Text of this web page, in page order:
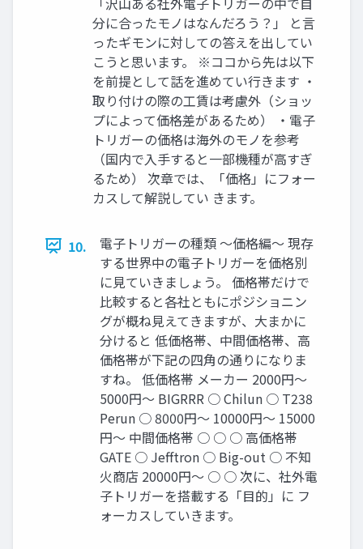
分に合ったモノはなんだろう？」 と言
ったギモンに対しての答えを出してい
こうと思います。 ※ココから先は以下
を前提として話を進めてい行きます ・
取り付けの際の工賃は考慮外（ショッ
プによって価格差があるため） ・電子
トリガーの価格は海外のモノを参考
（国内で入手すると一部機種が高すぎ
るため） 次章では、「価格」にフォー
カスして解説してい きます。
10.
電子トリガーの種類 ～価格編～ 現存
する世界中の電子トリガーを価格別
に見ていきましょう。 価格帯だけで
比較すると各社ともにポジショニン
グが概ね見えてきますが、大まかに
分けると 低価格帯、中間価格帯、高
価格帯が下記の四角の通りになりま
すね。 低価格帯 メーカー 2000円～
5000円～ BIGRRR ○ Chilun ○ T238
Perun ○ 8000円～ 10000円～ 15000
円～ 中間価格帯 ○ ○ ○ 高価格帯
GATE ○ Jefftron ○ Big-out ○ 不知
火商店 20000円～ ○ ○ 次に、社外電
子トリガーを搭載する「目的」に フ
ォーカスしていきます。